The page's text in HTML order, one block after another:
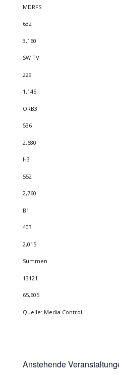
MDRFS
632
3,160
SW TV
229
1,145
ORB3
536
2,680
H3
552
2,760
B1
403
2,015
Summen
13121
65,605
Quelle: Media Control
Anstehende